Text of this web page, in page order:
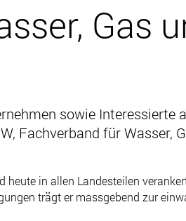
Gas
sowie
Fachverband für Wasser,
in allen Landesteilen
trägt er massgebend zur